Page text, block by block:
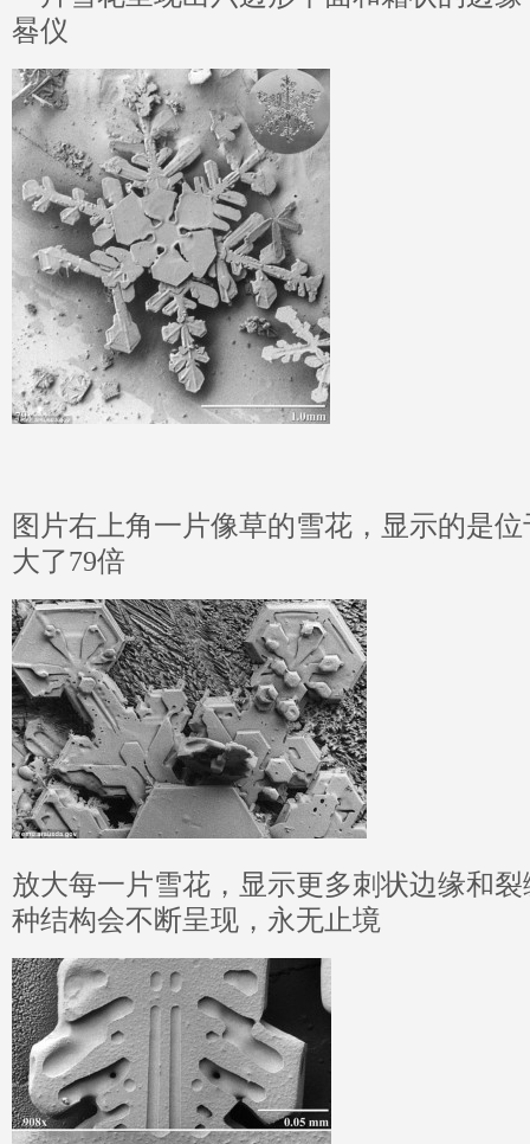
晷仪
图片右上角一片像草的雪花，显示的是
大了79倍
放大每一片雪花，显示更多刺状边缘和
种结构会不断呈现，永无止境